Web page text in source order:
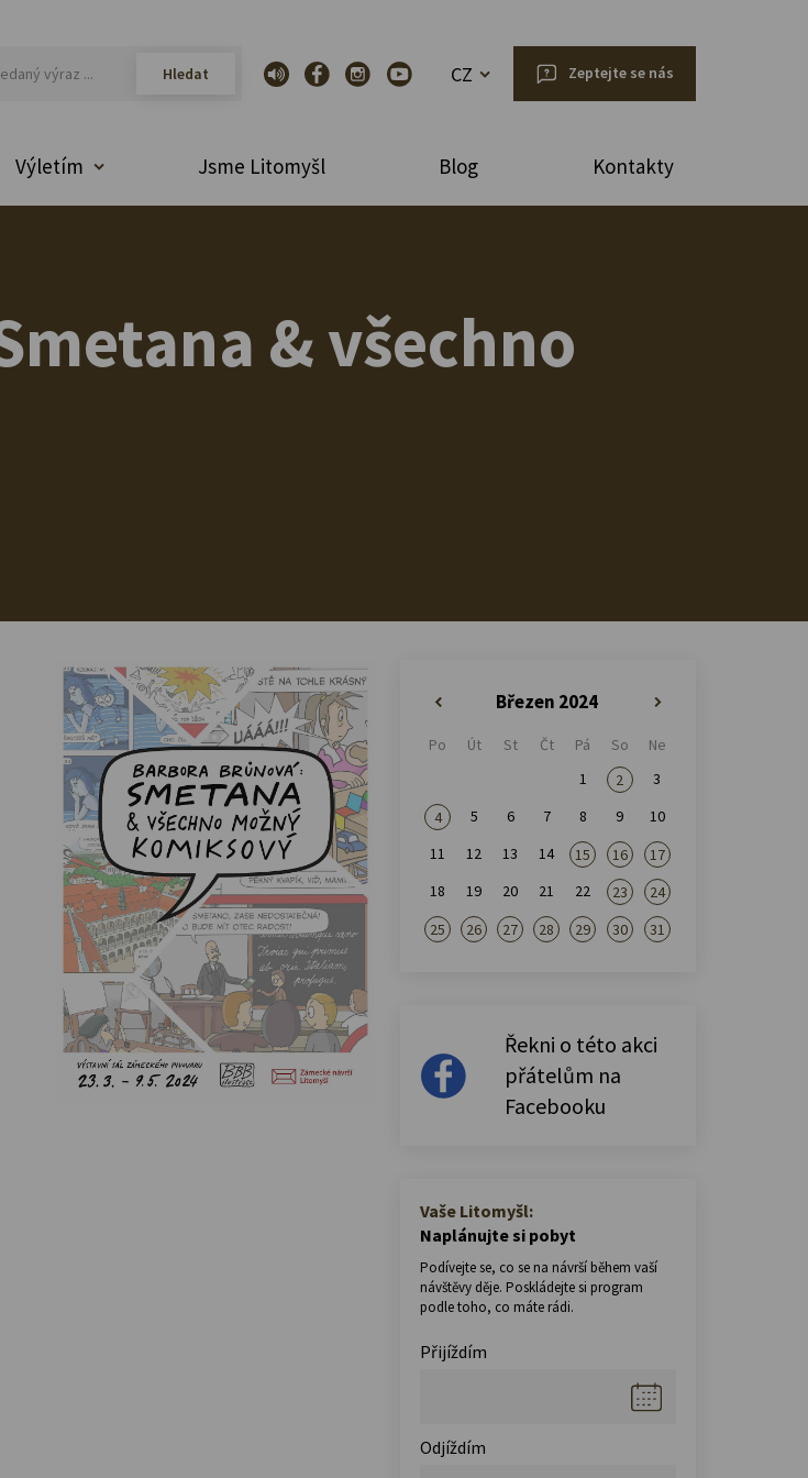
CZ Zeptejte se nás
Výletím Jsme Litomyšl Blog Kontakty
& všechno
Březen 2024
Po Út St Čt Pá So
Ne
1
2
3
4
5 6 7 8 9
10
11
12 13 14 15 16
17
18
19 20 21 22 23
24
25
26 27 28 29 30 31
Řekni o této akci
přátelům na
Facebooku
Vaše Litomyšl:
Naplánujte si pobyt
Podívejte se, co se na návrší během vaší
návštěvy děje. Poskládejte si program
podle toho, co máte rádi.
Přijíždím
Odjíždím